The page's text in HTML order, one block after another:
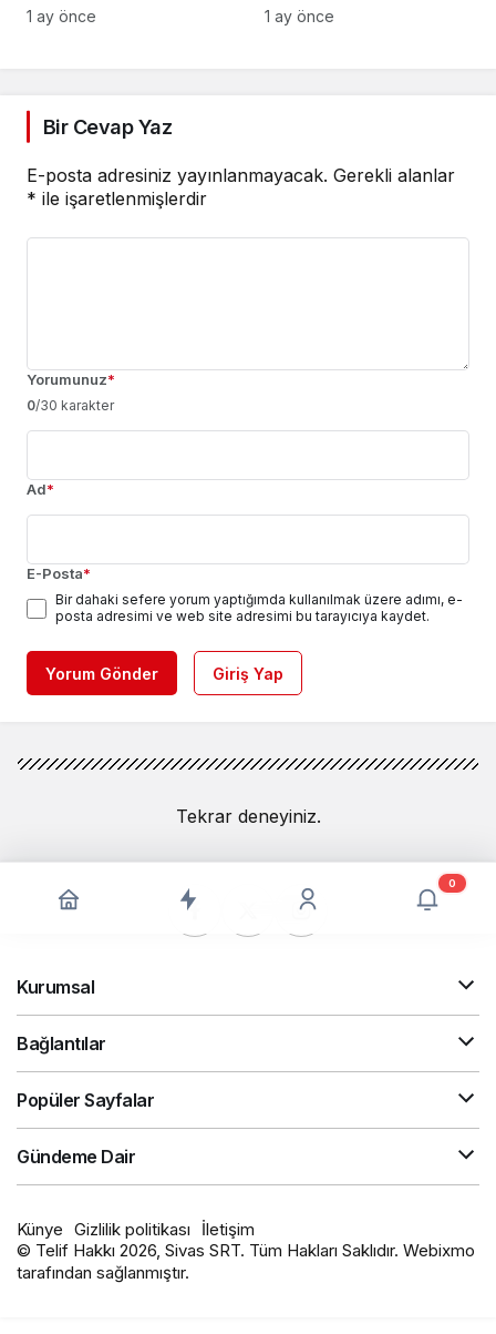
anlaştı!
1 ay önce 1 ay önce
Bir Cevap Yaz
E-posta adresiniz yayınlanmayacak. Gerekli alanlar
* ile işaretlenmişlerdir
Yorumunuz*
0/30 karakter
Ad*
E-Posta*
Bir dahaki sefere yorum yaptığımda kullanılmak üzere adımı, e-
posta adresimi ve web site adresimi bu tarayıcıya kaydet.
Yorum Gönder Giriş Yap
Tekrar deneyiniz.
0
Kurumsal
Bağlantılar
Popüler Sayfalar
Gündeme Dair
Künye Gizlilik politikası
İletişim
© Telif Hakkı 2026, Sivas SRT. Tüm Hakları Saklıdır. Webixmo
tarafından sağlanmıştır.